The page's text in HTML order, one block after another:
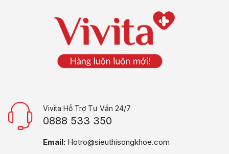
Vivita Hỗ Trợ Tư Vấn 24/7
0888 533 350
Email: Hotro@sieuthisongkhoe.com